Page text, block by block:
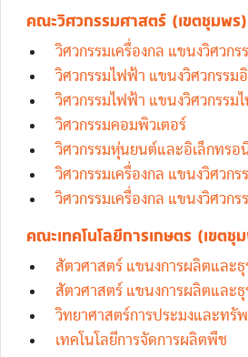
คณะวิศวกรรมศาสตร์ (เขตชุมพร)
วิศวกรรมเครื่องกล แขนงวิศวกร
วิศวกรรมไฟฟ้า แขนงวิศวกรรม
วิศวกรรมไฟฟ้า แขนงวิศวกรรม
วิศวกรรมคอมพิวเตอร์
วิศวกรรมหุ่นยนต์และอิเล็กทรอ
วิศวกรรมเครื่องกล แขนงวิศวกร
วิศวกรรมเครื่องกล แขนงวิศวกร
คณะเทคโนโลยีการเกษตร (เขตชุ
สัตวศาสตร์ แขนงการผลิตและ
สัตวศาสตร์ แขนงการผลิตและธุ
วิทยาศาสตร์การประมงและทรั
เทคโนโลยีการจัดการผลิตพืช